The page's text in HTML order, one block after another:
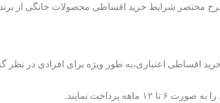
شرح مختصر شرایط خرید اقساطی محصولات خانگی از
اقساطی اعتباری،به طور ویژه برای افرادی در نظر